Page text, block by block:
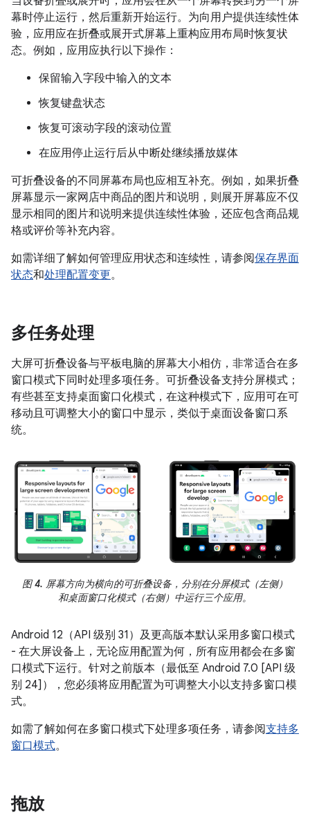
幕时停止运行，然后重新开始运行。为向用户提供连续性体
验，应用应在折叠或展开式屏幕上重构应用布局时恢复状
态。例如，应用应执行以下操作：
保留输入字段中输入的文本
恢复键盘状态
恢复可滚动字段的滚动位置
在应用停止运行后从中断处继续播放媒体
可折叠设备的不同屏幕布局也应相互补充。例如，如果折叠
屏幕显示一家网店中商品的图片和说明，则展开屏幕应不仅
显示相同的图片和说明来提供连续性体验，还应包含商品规
格或评价等补充内容。
如需详细了解如何管理应用状态和连续性，请参阅保存界面
状态和处理配置变更。
多任务处理
大屏可折叠设备与平板电脑的屏幕大小相仿，非常适合在多
窗口模式下同时处理多项任务。可折叠设备支持分屏模式；
有些甚至支持桌面窗口化模式，在这种模式下，应用可在可
移动且可调整大小的窗口中显示，类似于桌面设备窗口系
统。
图 4. 屏幕方向为横向的可折叠设备，分别在分屏模式（左侧）
和桌面窗口化模式（右侧）中运行三个应用。
Android 12（API 级别 31）及更高版本默认采用多窗口模式
- 在大屏设备上，无论应用配置为何，所有应用都会在多窗
口模式下运行。针对之前版本（最低至 Android 7.0 [API 级
别 24]），您必须将应用配置为可调整大小以支持多窗口模
式。
如需了解如何在多窗口模式下处理多项任务，请参阅支持多
窗口模式。
拖放